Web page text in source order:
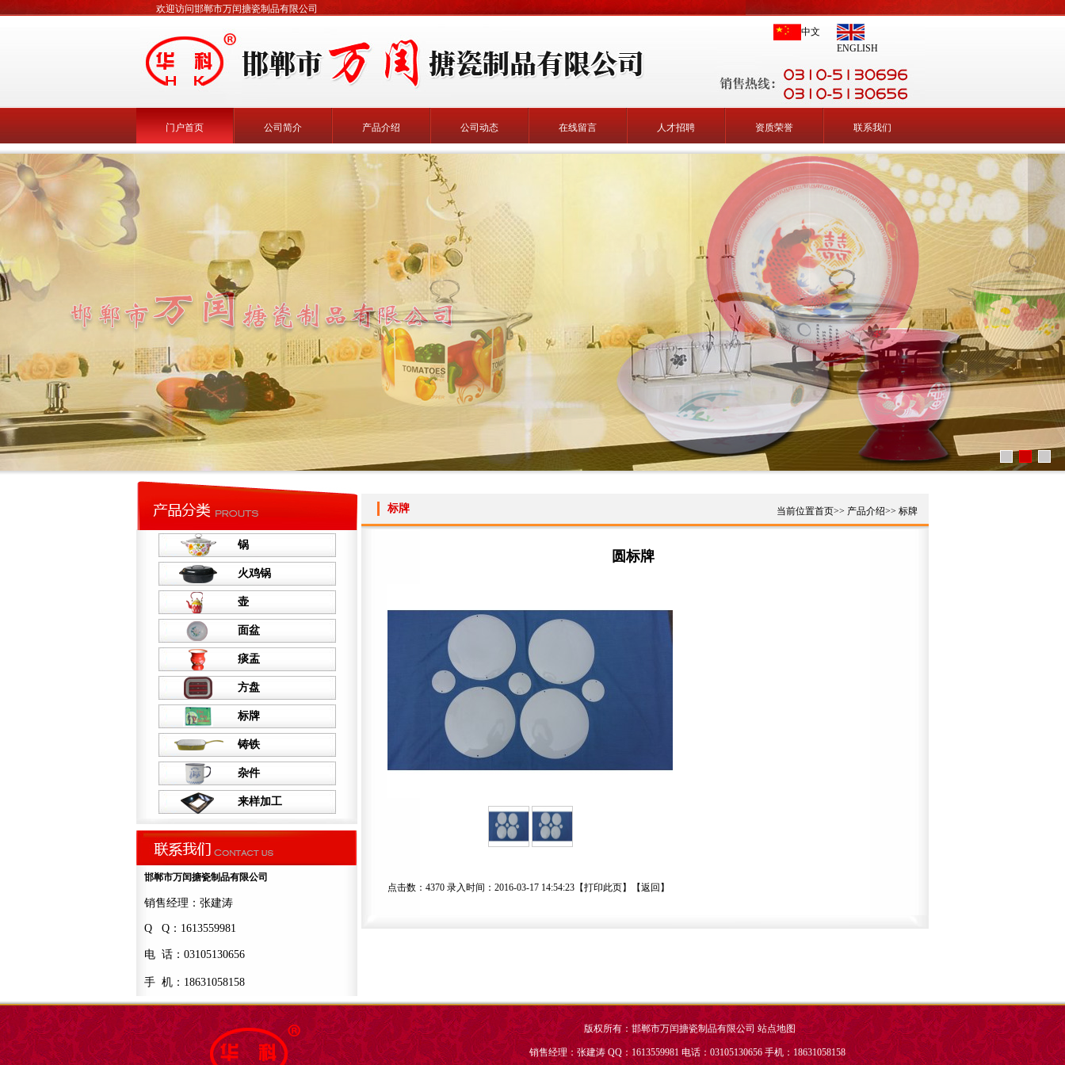
欢迎访问邯郸市万闰搪瓷制品有限公司
中文
ENGLISH
门户首页 公司简介 产品介绍 公司动态 在线留言 人才招聘 资质荣誉 联系我们
锅
火鸡锅
壶
面盆
痰盂
方盘
标牌
铸铁
杂件
来样加工
邯郸市万闰搪瓷制品有限公司
销售经理：张建涛
Q Q：1613559981
电 话：03105130656
手 机：18631058158
标牌 当前位置首页>> 产品介绍>> 标牌
圆标牌
点击数：4370 录入时间：2016-03-17 14:54:23【打印此页】【返回 】
版权所有：邯郸市万闰搪瓷制品有限公司 站点地图
销售经理：张建涛 QQ：1613559981 电话：03105130656 手机：18631058158